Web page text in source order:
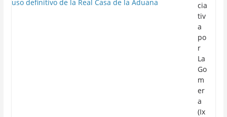
cia
tiv
a
po
r
La
Go
m
er
a
(Ix